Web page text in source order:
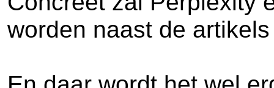
worden naast de